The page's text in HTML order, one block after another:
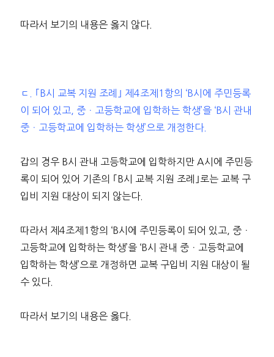
따라서 보기의 내용은 옳지 않다.
ㄷ. ｢B시 교복 지원 조례｣ 제4조제1항의 ‘B시에 주민등록
이 되어 있고, 중ㆍ고등학교에 입학하는 학생’을 ‘B시 관내
중ㆍ고등학교에 입학하는 학생’으로 개정한다.
갑의 경우 B시 관내 고등학교에 입학하지만 A시에 주민등
록이 되어 있어 기존의 ｢B시 교복 지원 조례｣로는 교복 구
입비 지원 대상이 되지 않는다.
따라서 제4조제1항의 ‘B시에 주민등록이 되어 있고, 중ㆍ
고등학교에 입학하는 학생’을 ‘B시 관내 중ㆍ고등학교에
입학하는 학생’으로 개정하면 교복 구입비 지원 대상이 될
수 있다.
따라서 보기의 내용은 옳다.